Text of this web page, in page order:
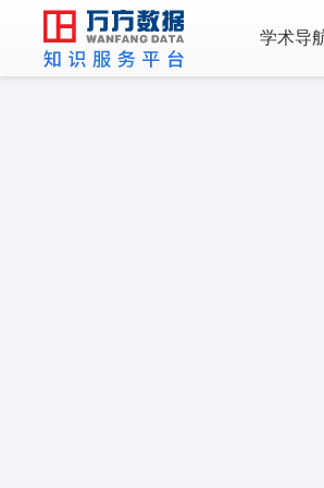
学术导